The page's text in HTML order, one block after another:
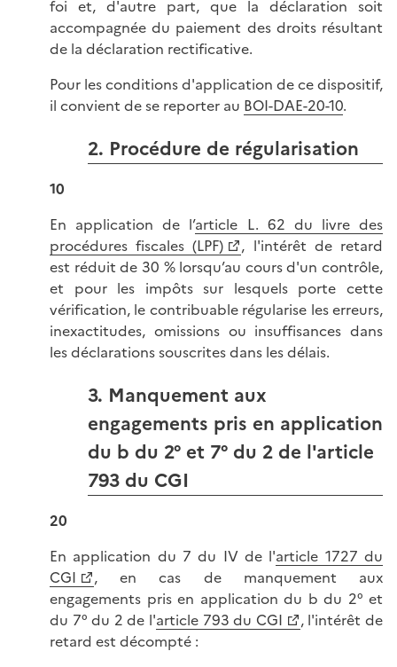
foi et, d'autre part, que la déclaration soit
accompagnée du paiement des droits résultant
de la déclaration rectificative.
Pour les conditions d'application de ce dispositif,
il convient de se reporter au BOI-DAE-20-10.
2. Procédure de régularisation
10
En application de l’article L. 62 du livre des
procédures fiscales (LPF)
, l'intérêt de retard
est réduit de 30 % lorsqu’au cours d'un contrôle,
et pour les impôts sur lesquels porte cette
vérification, le contribuable régularise les erreurs,
inexactitudes, omissions ou insuffisances dans
les déclarations souscrites dans les délais.
3. Manquement aux
engagements pris en application
du b du 2° et 7° du 2 de l'article
793 du CGI
20
En application du 7 du IV de l'article 1727 du
CGI
, en cas de manquement aux
engagements pris en application du b du 2° et
du 7° du 2 de l'article 793 du CGI
, l'intérêt de
retard est décompté :